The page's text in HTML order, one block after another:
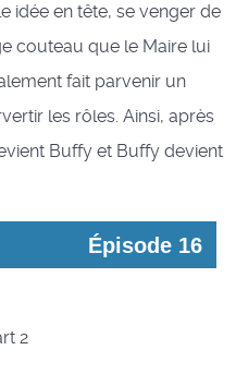
idée en tête, se venger de
couteau que le Maire lui
fait parvenir un
les rôles. Ainsi, après
Buffy et Buffy devient
Épisode 16
2